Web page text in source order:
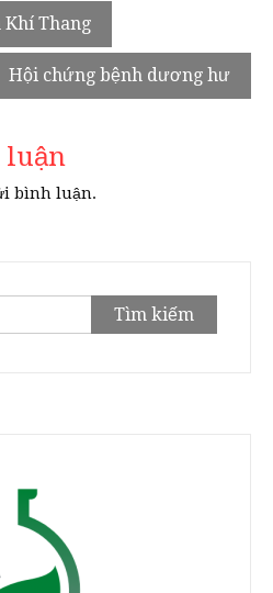
Khí Thang
Hội chứng bệnh dương hư
luận
bình luận.